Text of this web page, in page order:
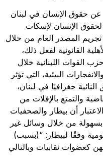
عن حقوق الإنسان في لبنان
الإنسان لإسكات
المصدر العام من خلال
القانونية لفعل ذلك،
القوات اللبنانية خلال
البيئية، التي تؤثر
جغرافيًا في لبنان،
والتمتع بالإفلات من
أن بيطار والصحفيات
بسهولة من خلال وسائل غير
وفقًا لبيطار: “(بسبب)
كعضوات نقابيات وبالتالي